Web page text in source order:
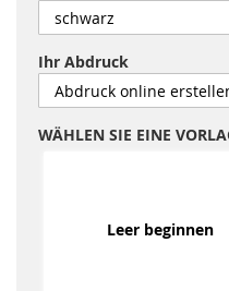
Ihr Abdruck
WÄHLEN SIE EINE
Leer beginnen